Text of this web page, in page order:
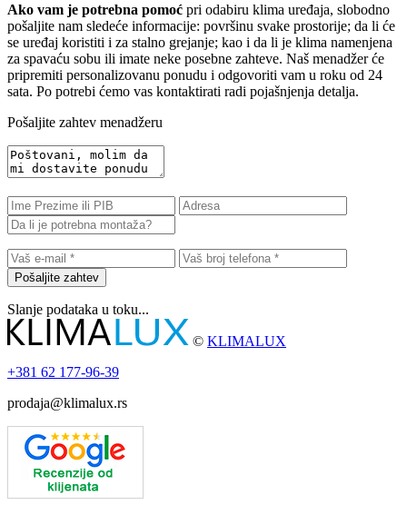
Ako vam je potrebna pomoć pri odabiru klima uređaja, slobodno
pošaljite nam sledeće informacije: površinu svake prostorije; da li će
se uređaj koristiti i za stalno grejanje; kao i da li je klima namenjena
za spavaću sobu ili imate neke posebne zahteve. Naš menadžer će
pripremiti personalizovanu ponudu i odgovoriti vam u roku od 24
sata. Po potrebi ćemo vas kontaktirati radi pojašnjenja detalja.
Pošaljite zahtev menadžeru
Pošaljite zahtev
Slanje podataka u toku...
© KLIMALUX
+381 62 177-96-39
prodaja@klimalux.rs